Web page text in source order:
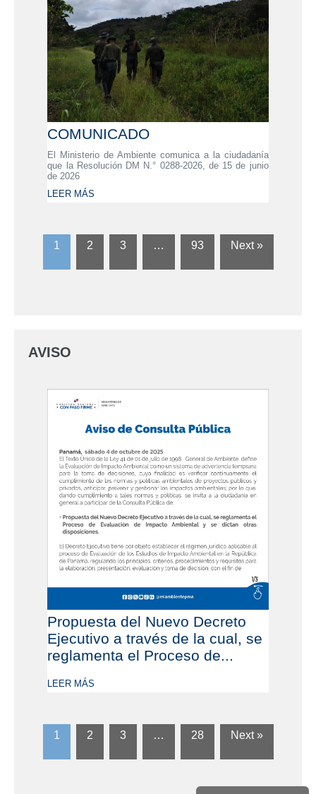
COMUNICADO
El Ministerio de Ambiente comunica a la ciudadanía
que la Resolución DM N.° 0288-2026, de 15 de junio
de 2026
LEER MÁS
1 2 3 … 93 Next »
AVISO
Propuesta del Nuevo Decreto
Ejecutivo a través de la cual, se
reglamenta el Proceso de...
LEER MÁS
1 2 3 … 28 Next »